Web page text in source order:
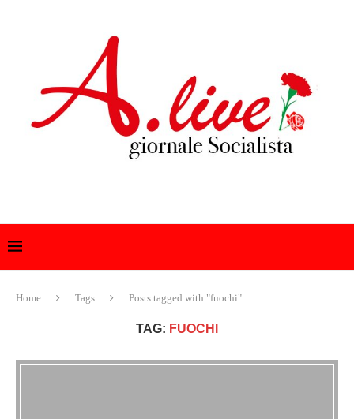
Home Tags Posts tagged with "fuochi"
TAG: FUOCHI